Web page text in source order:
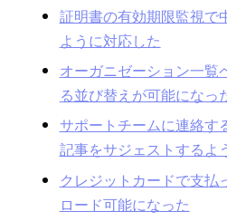
証明書の有効期限監視で
ように対応した
オーガニゼーション一覧
る並び替えが可能になっ
サポートチームに連絡す
記事をサジェストするよ
クレジットカードで支払
ロード可能になった